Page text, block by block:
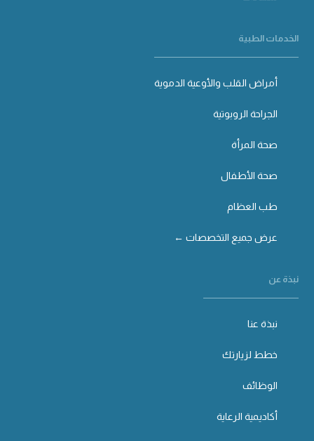
الخدمات الطبية
أمراض القلب والأوعية الدموية
الجراحة الروبوتية
صحة المرأة
صحة الأطفال
طب العظام
عرض جميع التخصصات ←
نبذة عن
نبذة عنا
خطط لزيارتك
الوظائف
أكاديمية الرعاية